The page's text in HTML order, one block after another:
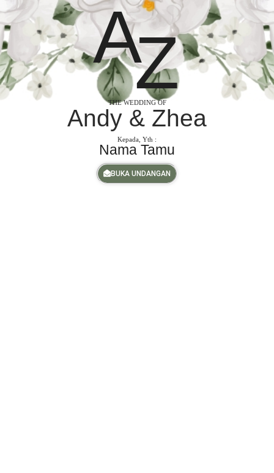
AZ
THE WEDDING OF
Andy & Zhea
Kepada, Yth :
Nama Tamu
BUKA UNDANGAN